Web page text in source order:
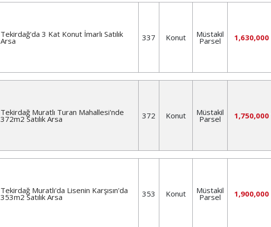
Tekirdağ'da 3 Kat Konut İmarlı Satılık
Arsa 337 Konut Müstakil
Parsel 1,630,000
Tekirdağ Muratlı Turan Mahallesi'nde
372m2 Satılık Arsa 372 Konut Müstakil
Parsel 1,750,000
Tekirdağ Muratlı'da Lisenin Karşısın'da
353m2 Satılık Arsa 353 Konut Müstakil
Parsel 1,900,000